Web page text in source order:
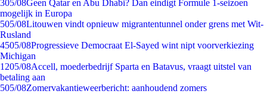
305/08Geen Qatar en Abu Dhabi? Dan eindigt Formule 1-seizoen
mogelijk in Europa
505/08Litouwen vindt opnieuw migrantentunnel onder grens met Wit-
Rusland
4505/08Progressieve Democraat El-Sayed wint nipt voorverkiezing
Michigan
1205/08Accell, moederbedrijf Sparta en Batavus, vraagt uitstel van
betaling aan
505/08Zomervakantieweerbericht: aanhoudend zomers